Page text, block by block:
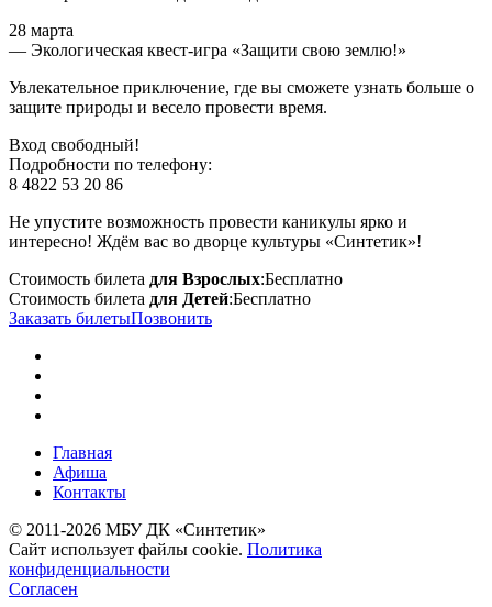
28 марта
— Экологическая квест-игра «Защити свою землю!»
Увлекательное приключение, где вы сможете узнать больше о
защите природы и весело провести время.
Вход свободный!
Подробности по телефону:
8 4822 53 20 86
Не упустите возможность провести каникулы ярко и
интересно! Ждём вас во дворце культуры «Синтетик»!
Стоимость билета для Взрослых:Бесплатно
Стоимость билета для Детей:Бесплатно
Заказать билетыПозвонить
Главная
Афиша
Контакты
© 2011-2026 МБУ ДК «Синтетик»
Сайт использует файлы cookie. Политика
конфиденциальности
Согласен